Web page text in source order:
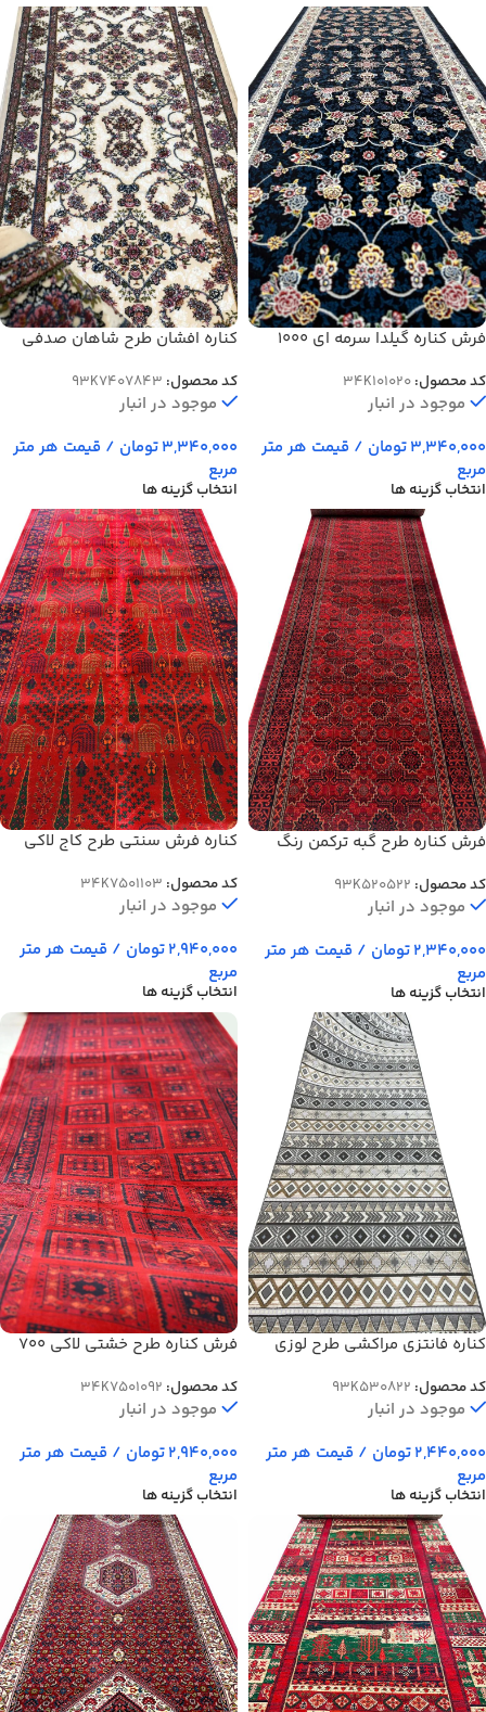
فرش کناره گیلدا سرمه ای 1000
کد محصول:34K101020
موجود در انبار
3,340,000تومان / قیمت هر متر
مربع
انتخاب گزینه ها
کناره افشان طرح شاهان صدفی
کد محصول: 93K7407843
موجود در انبار
3,340,000تومان / قیمت هر متر
مربع
انتخاب گزینه ها
فرش کناره طرح گبه ترکمن رنگ
کد محصول: 93K520522
موجود در انبار
2,340,000تومان / قیمت هر متر
مربع
انتخاب گزینه ها
کناره فرش سنتی طرح کاج لاکی
کد محصول: 34K7501103
موجود در انبار
2,940,000تومان / قیمت هر متر
مربع
انتخاب گزینه ها
کناره فانتزی مراکشی طرح لوزی
کد محصول: 93K530822
موجود در انبار
2,440,000تومان / قیمت هر متر
مربع
انتخاب گزینه ها
فرش کناره طرح خشتی لاکی 700
کد محصول: 34K7501092
موجود در انبار
2,940,000تومان / قیمت هر متر
مربع
انتخاب گزینه ها